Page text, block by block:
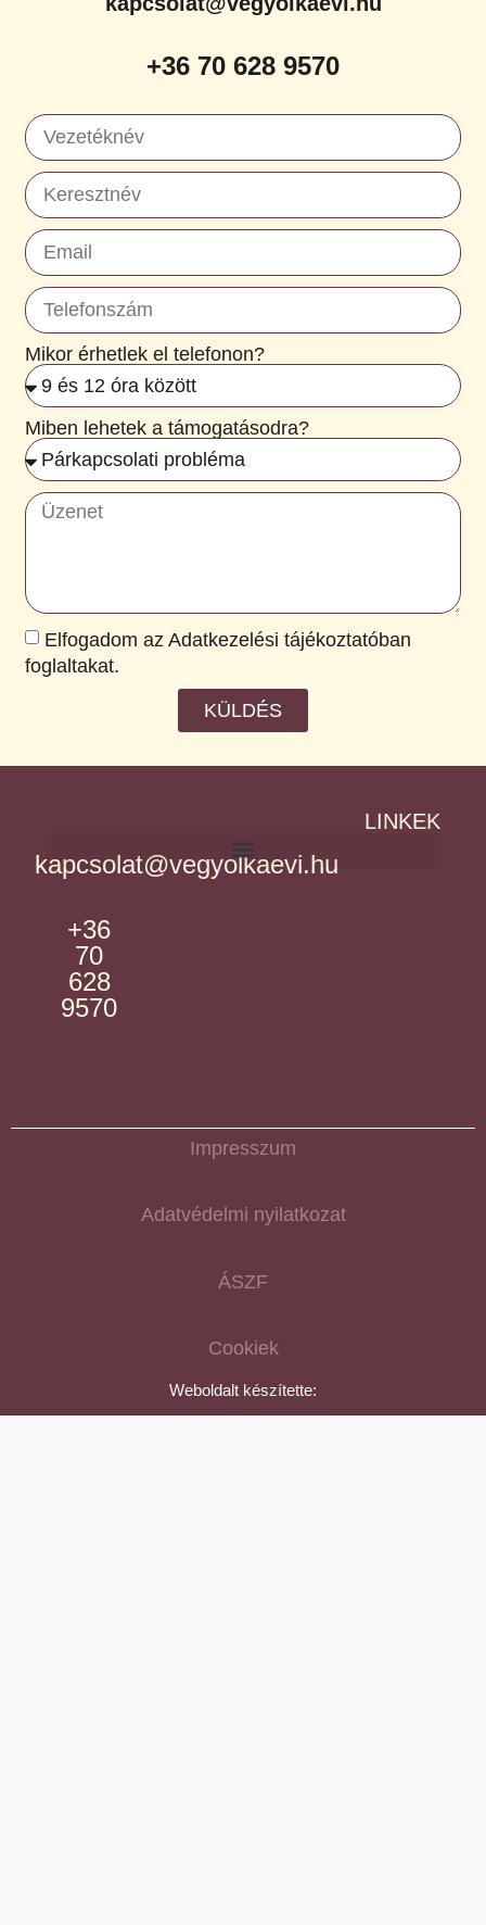
Mikor érhetlek el telefonon?
Miben lehetek a támogatásodra?
Elfogadom az Adatkezelési tájékoztatóban
foglaltakat.
KÜLDÉS
+36 70 628 9570
kapcsolat@vegyolkaevi.hu
+36
70
628
9570
LINKEK
Impresszum
Adatvédelmi nyilatkozat
ÁSZF
Cookiek
Weboldalt készítette: